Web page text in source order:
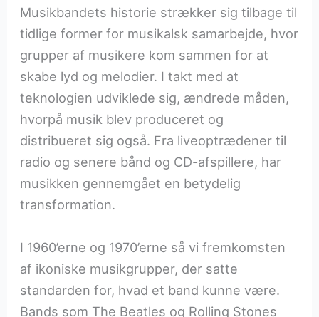
Musikbandets historie strækker sig tilbage til
tidlige former for musikalsk samarbejde, hvor
grupper af musikere kom sammen for at
skabe lyd og melodier. I takt med at
teknologien udviklede sig, ændrede måden,
hvorpå musik blev produceret og
distribueret sig også. Fra liveoptrædener til
radio og senere bånd og CD-afspillere, har
musikken gennemgået en betydelig
transformation.
I 1960’erne og 1970’erne så vi fremkomsten
af ikoniske musikgrupper, der satte
standarden for, hvad et band kunne være.
Bands som The Beatles og Rolling Stones